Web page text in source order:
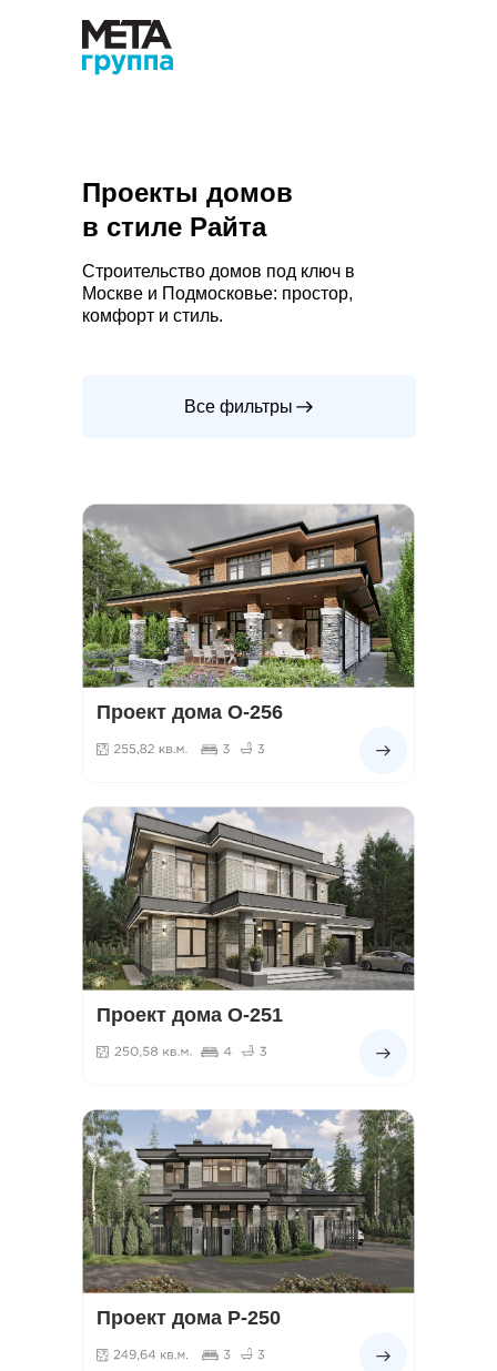
Строительство домов под ключ в
Москве и Подмосковье: простор,
комфорт и стиль.
Проекты домов
в стиле Райта
Все фильтры
Проект дома Р-250
Проект дома О-251
Проект дома О-256